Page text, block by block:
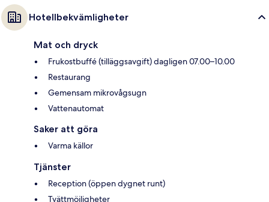
Hotellbekvämligheter
Mat och dryck
Frukostbuffé (tilläggsavgift) dagligen 07.00–10.00
Restaurang
Gemensam mikrovågsugn
Vattenautomat
Saker att göra
Varma källor
Tjänster
Reception (öppen dygnet runt)
Tvättmöjligheter